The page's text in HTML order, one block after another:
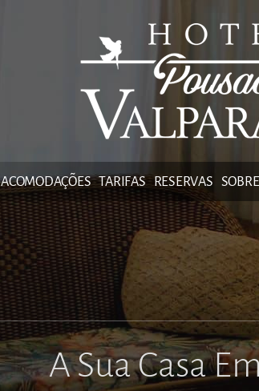
ACOMODAÇÕES TARIFAS RESERVAS
A Sua Casa
Descontos